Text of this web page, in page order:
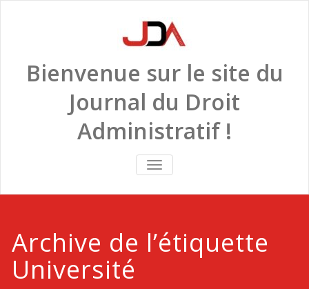
Bienvenue sur le site du
Journal du Droit
Administratif !
TOGGLE
NAVIGATION
Archive de l’étiquette
Université